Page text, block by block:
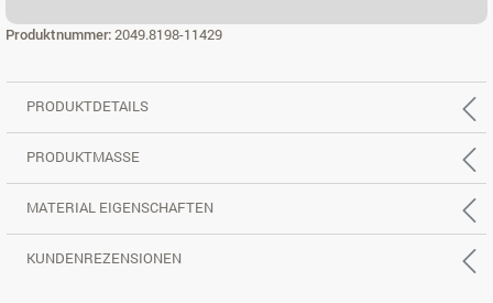
Produktnummer:2049.8198-11429
PRODUKTDETAILS
PRODUKTMASSE
MATERIAL EIGENSCHAFTEN
KUNDENREZENSIONEN